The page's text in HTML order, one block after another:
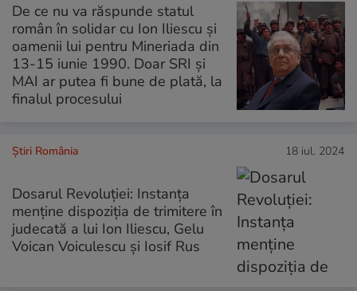
De ce nu va răspunde statul
român în solidar cu Ion Iliescu și
oamenii lui pentru Mineriada din
13-15 iunie 1990. Doar SRI și
MAI ar putea fi bune de plată, la
finalul procesului
Știri România 18 iul. 2024
Dosarul Revoluţiei: Instanţa
menţine dispoziţia de trimitere în
judecată a lui Ion Iliescu, Gelu
Voican Voiculescu şi Iosif Rus